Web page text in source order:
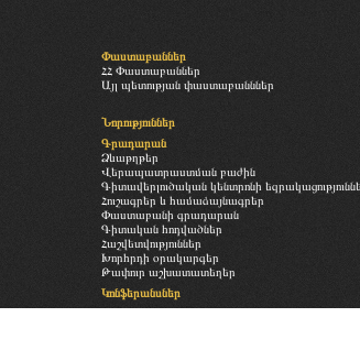
Փաստաբաններ
ՀՀ Փաստաբաններ
Այլ պետության փաստաբանններ
Նորություններ
Գրադարան
Ձևաթղթեր
Վերապատրաստման բաժին
Գիտավերլուծական կենտրոնի
Հուշագրեր և համաձայնագրեր
Փաստաբանի գրադարան
Գիտական հոդվածներ
Հաշվետվություններ
Խորհրդի օրակարգեր
Թափուր աշխատատեղեր
Կոնֆերանսներ